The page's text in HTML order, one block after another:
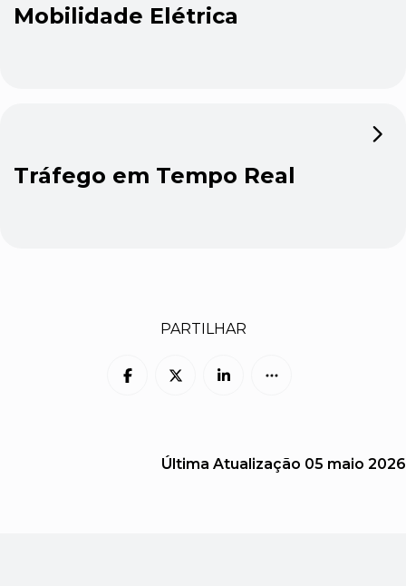
Mobilidade Elétrica
Tráfego em Tempo Real
PARTILHAR
Última Atualização 05 maio 2026